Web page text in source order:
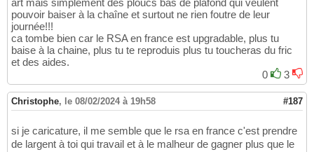
pouvoir baiser à la chaîne et surtout ne rien foutre de leur
journée!!!
ca tombe bien car le RSA en france est upgradable, plus tu
baise à la chaine, plus tu te reproduis plus tu toucheras du fric
et des aides.
0
3
Christophe, le 08/02/2024 à 19h58 #187
si je caricature, il me semble que le rsa en france c'est prendre
de largent à toi qui travail et à le malheur de gagner plus que le